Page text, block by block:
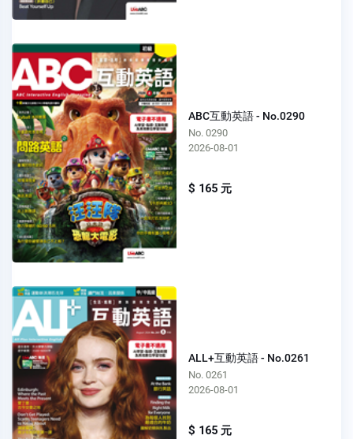
ABC互動英語 - No.0290
No. 0290
2026-08-01
$ 165 元
ALL+互動英語 - No.0261
No. 0261
2026-08-01
$ 165 元